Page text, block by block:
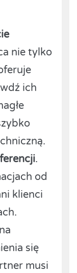
nie tylko
ich
.
od
klienci
się
musi